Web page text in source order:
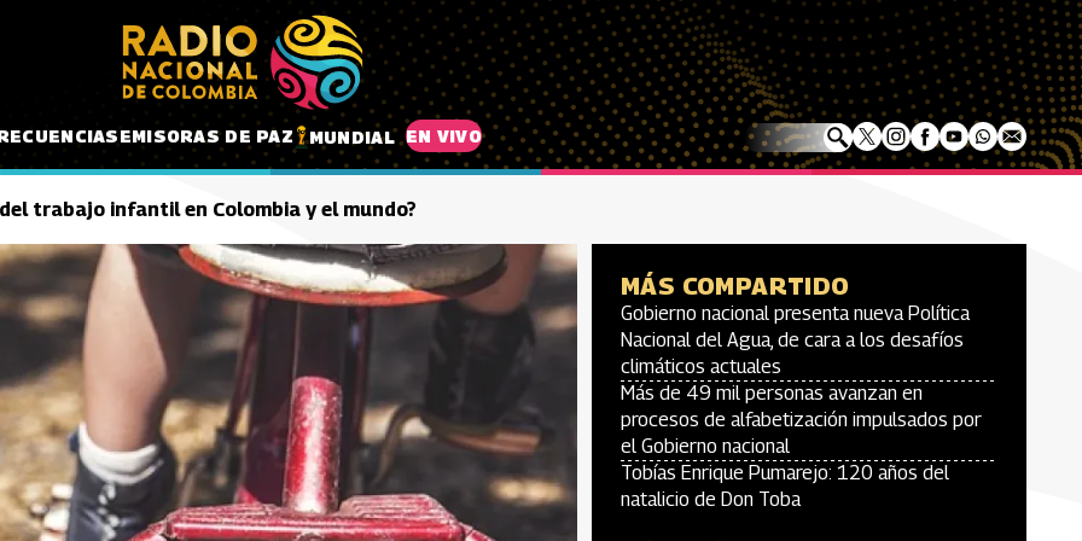
EMISORAS DE PAZ MUNDIAL EN VIVO
trabajo infantil en Colombia y el mundo?
MÁS COMPARTIDO
Gobierno nacional presenta nueva Política
Nacional del Agua, de cara a los desafíos
climáticos actuales
Más de 49 mil personas avanzan en
procesos de alfabetización impulsados por
el Gobierno nacional
Tobías Enrique Pumarejo: 120 años del
natalicio de Don Toba